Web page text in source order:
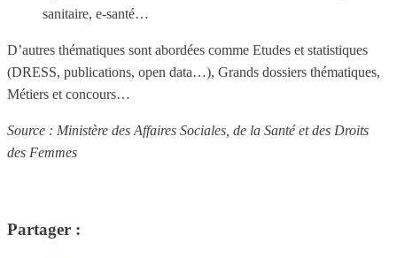
sanitaire, e-santé…
D’autres thématiques sont abordées comme Etudes et statistiques
(DRESS, publications, open data…), Grands dossiers thématiques,
Métiers et concours…
Source : Ministère des Affaires Sociales, de la Santé et des Droits
des Femmes
Partager :